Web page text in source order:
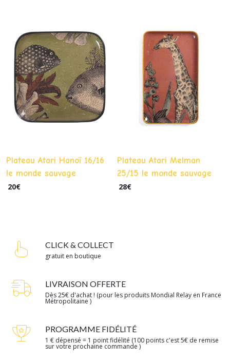
Plateau Atari Hanoï 16/16
le monde sauvage
20€
Plateau Atari Melman
25/15 le monde sauvage
28€
CLICK & COLLECT
gratuit en boutique
LIVRAISON OFFERTE
Dès 25€ d'achat ! (pour les produits Mondial Relay en France
Métropolitaine )
PROGRAMME FIDÉLITÉ
1 € dépensé = 1 point fidélité (100 points c'est 5€ de remise
sur votre prochaine commande )